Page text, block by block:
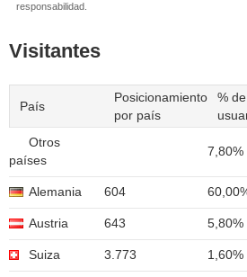
responsabilidad.
Visitantes
País
Posicionamiento
por país
% de
Otros
países
7,80%
Alemania 604
Austria 643 5,80%
Suiza 3.773 1,60%